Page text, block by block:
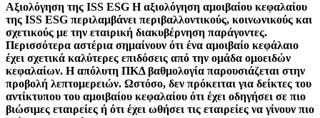
Αξιολόγηση της ISS ESG Η αξιολόγηση αμοιβαίου κεφαλαίου
της ISS ESG περιλαμβάνει περιβαλλοντικούς, κοινωνικούς και
σχετικούς με την εταιρική διακυβέρνηση παράγοντες.
Περισσότερα αστέρια σημαίνουν ότι ένα αμοιβαίο κεφάλαιο
έχει σχετικά καλύτερες επιδόσεις από την ομάδα ομοειδών
κεφαλαίων. Η απόλυτη ΠΚΔ βαθμολογία παρουσιάζεται στην
προβολή λεπτομερειών. Ωστόσο, δεν πρόκειται για δείκτες του
αντίκτυπου του αμοιβαίου κεφαλαίου ότι έχει οδηγήσει σε πιο
βιώσιμες εταιρείες ή ότι έχει ωθήσει τις εταιρείες να γίνουν πιο